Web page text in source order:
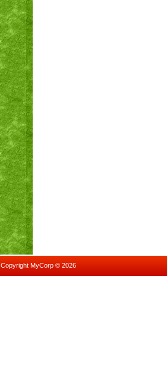
Copyright MyCorp © 2026